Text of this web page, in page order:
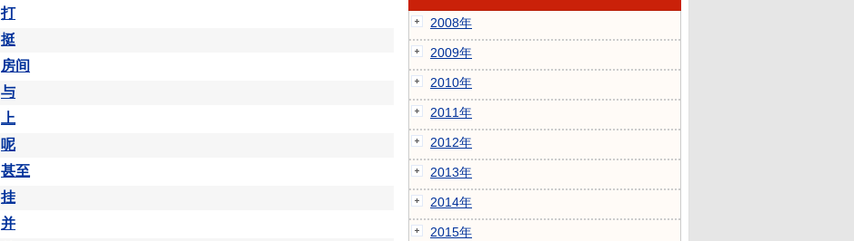
打
挺
房间
与
上
呢
甚至
挂
并
2008年
2009年
2010年
2011年
2012年
2013年
2014年
2015年